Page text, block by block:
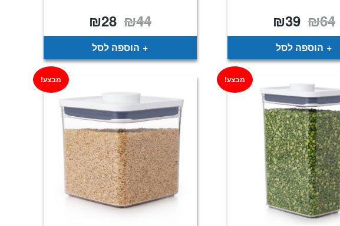
₪64 המחיר
המקורי
היה:
₪39
הוא:
הוספה לסל
₪44 המחיר
המקורי
היה:
₪28
הוא:
הוספה לסל
מבצע! מבצע!